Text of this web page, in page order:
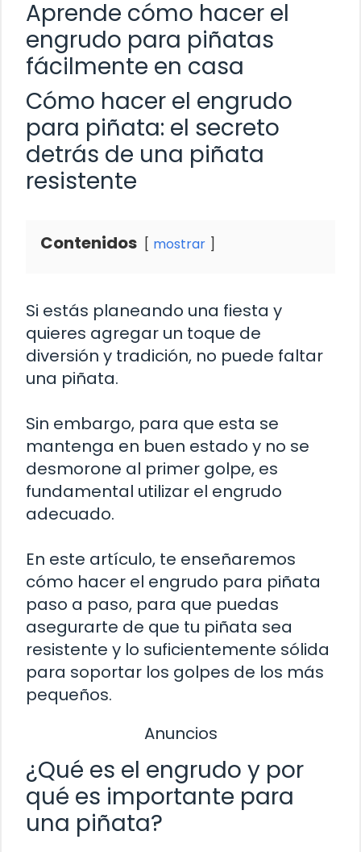
Aprende cómo hacer el
engrudo para piñatas
fácilmente en casa
Cómo hacer el engrudo
para piñata: el secreto
detrás de una piñata
resistente
Contenidos mostrar
Si estás planeando una fiesta y
quieres agregar un toque de
diversión y tradición, no puede faltar
una piñata.
Sin embargo, para que esta se
mantenga en buen estado y no se
desmorone al primer golpe, es
fundamental utilizar el engrudo
adecuado.
En este artículo, te enseñaremos
cómo hacer el engrudo para piñata
paso a paso, para que puedas
asegurarte de que tu piñata sea
resistente y lo suficientemente sólida
para soportar los golpes de los más
pequeños.
Anuncios
¿Qué es el engrudo y por
qué es importante para
una piñata?